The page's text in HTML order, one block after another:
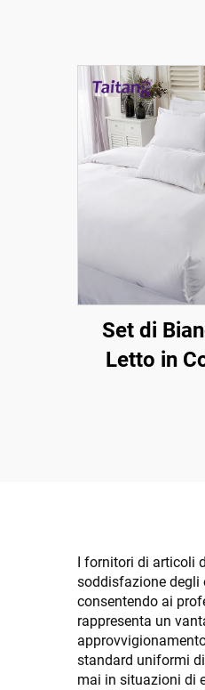
Set di
Letto in
I fornitori di articoli
soddisfazione degli
consentendo ai
rappresenta un
standard uniformi
mai in situazioni di